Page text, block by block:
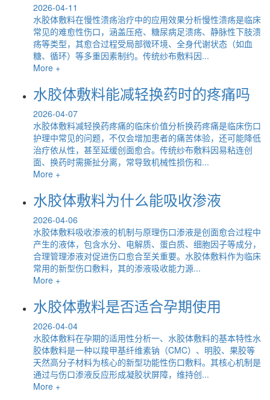
2026-04-11
水胶体敷料在慢性溃疡治疗中的应用效果分析慢性溃疡是临床
常见的难愈性伤口，涵盖压疮、糖尿病足溃疡、静脉性下肢溃
疡等类型，其愈合过程受局部微环境、全身代谢状态（如血
糖、循环）等多重因素制约。传统纱布敷料因...
More +
水胶体敷料能减轻换药时的疼痛吗
2026-04-07
水胶体敷料减轻换药疼痛的临床价值分析换药疼痛是临床伤口
护理中常见的问题，不仅会增加患者的痛苦体验，还可能降低
治疗依从性，甚至延缓创面愈合。传统纱布敷料因易粘连创
面、换药时需撕扯分离，常导致机械性损伤和...
More +
水胶体敷料为什么能吸收渗液
2026-04-06
水胶体敷料吸收渗液的机制与原理伤口渗液是创面愈合过程中
产生的液体，包含水分、电解质、蛋白质、细胞因子等成分，
合理管理渗液对促进伤口愈合至关重要。水胶体敷料作为临床
常用的新型伤口敷料，其的渗液吸收能力源...
More +
水胶体敷料是否适合孕期使用
2026-04-04
水胶体敷料在孕期的适用性分析一、水胶体敷料的基本特性水
胶体敷料是一种以羧甲基纤维素钠（CMC）、明胶、果胶等
天然高分子材料为核心的新型功能性伤口敷料。其核心机制是
通过与伤口渗液反应形成凝胶状屏障，维持创...
More +